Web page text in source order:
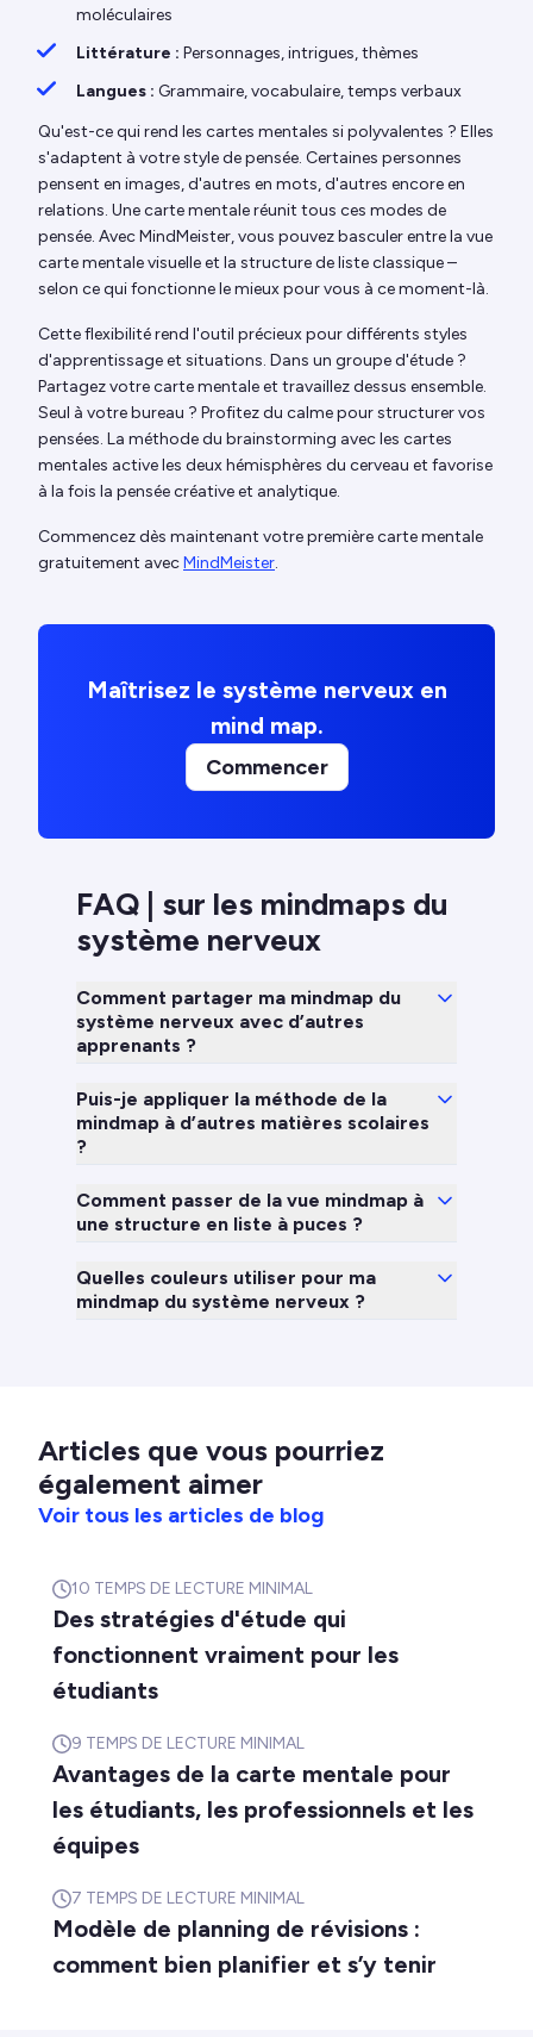
moléculaires
Littérature : Personnages, intrigues, thèmes
Langues : Grammaire, vocabulaire, temps verbaux
Qu'est-ce qui rend les cartes mentales si polyvalentes ? Elles
s'adaptent à votre style de pensée. Certaines personnes
pensent en images, d'autres en mots, d'autres encore en
relations. Une carte mentale réunit tous ces modes de
pensée. Avec MindMeister, vous pouvez basculer entre la vue
carte mentale visuelle et la structure de liste classique –
selon ce qui fonctionne le mieux pour vous à ce moment-là.
Cette flexibilité rend l'outil précieux pour différents styles
d'apprentissage et situations. Dans un groupe d'étude ?
Partagez votre carte mentale et travaillez dessus ensemble.
Seul à votre bureau ? Profitez du calme pour structurer vos
pensées. La méthode du brainstorming avec les cartes
mentales active les deux hémisphères du cerveau et favorise
à la fois la pensée créative et analytique.
Commencez dès maintenant votre première carte mentale
gratuitement avecMindMeister.
Maîtrisez le système nerveux en
mind map.
Commencer
FAQ | sur les mindmaps du
système nerveux
Comment partager ma mindmap du
système nerveux avec d’autres
apprenants ?
Puis-je appliquer la méthode de la
mindmap à d’autres matières scolaires
?
Comment passer de la vue mindmap à
une structure en liste à puces ?
Quelles couleurs utiliser pour ma
mindmap du système nerveux ?
Articles que vous pourriez
également aimer
Voir tous les articles de blog
10 TEMPS DE LECTURE MINIMAL
Des stratégies d'étude qui
fonctionnent vraiment pour les
étudiants
9 TEMPS DE LECTURE MINIMAL
Avantages de la carte mentale pour
les étudiants, les professionnels et les
équipes
7 TEMPS DE LECTURE MINIMAL
Modèle de planning de révisions :
comment bien planifier et s’y tenir